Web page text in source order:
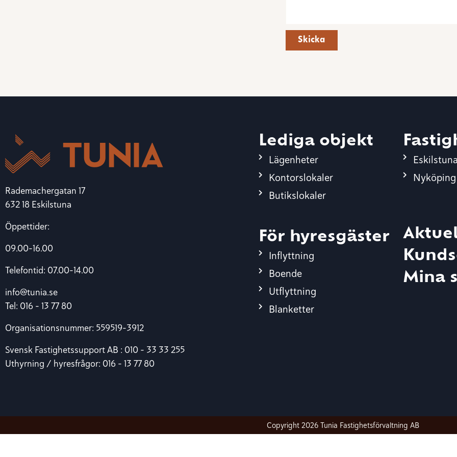
Skicka
Rademachergatan 17
632 18 Eskilstuna
Öppettider:
09.00-16.00
Telefontid: 07.00-14.00
info@tunia.se
Tel: 016 – 13 77 80
Organisationsnummer: 559519-3912
Svensk Fastighetssupport AB : 010 – 33 33 255
Uthyrning / hyresfrågor: 016 – 13 77 80
Lediga objekt
Lägenheter
Kontorslokaler
Butikslokaler
För hyresgäster
Inflyttning
Boende
Utflyttning
Blanketter
Eskilstuna
Nyköping
Mina
Copyright 2026 Tunia Fastighetsförvaltning AB